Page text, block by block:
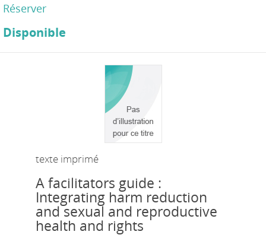
Réserver
Disponible
texte imprimé
A facilitators guide :
Integrating harm reduction
and sexual and reproductive
health and rights